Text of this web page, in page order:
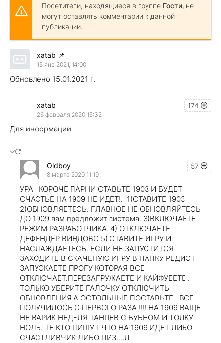
Посетители, находящиеся в группе Гости, не
могут оставлять комментарии к данной
публикации.
xatab 📌
15 янв 2021, 14:00
Обновлено 15.01.2021 г.
174
xatab
26 февраля 2020 15:32
Для информации
57
Oldboy
8 марта 2020 11:19
УРА КОРОЧЕ ПАРНИ СТАВЬТЕ 1903 И БУДЕТ
СЧАСТЬЕ НА 1909 НЕ ИДЕТ!. 1)СТАВИТЕ 1903
2)ОБНОВЛЯЕТЕСЬ. ГЛАВНОЕ НЕ ОБНОВЛЯЙТЕСЬ
ДО 1909 вам предложит система. 3)ВКЛЮЧАЕТЕ
РЕЖИМ РАЗРАБОТЧИКА. 4) ОТКЛЮЧАЕТЕ
ДЕФЕНДЕР ВИНДОВС 5) СТАВИТЕ ИГРУ И
НАСЛАЖДАЕТЕСЬ. ЕСЛИ НЕ ЗАПУСТИТСЯ
ЗАХОДИТЕ В СКАЧЕНУЮ ИГРУ В ПАПКУ РЕДИСТ
ЗАПУСКАЕТЕ ПРОГУ КОТОРАЯ ВСЕ
ОТКЛЮЧАЕТ.ПЕРЕЗАГРУЖАЕТЕ И КАЙФУЕЕТЕ .
ТОЛЬКО УБЕРИТЕ ГАЛОЧКУ ОТКЛЮЧИТЬ
ОБНОВЛЕНИЯ А ОСТОЛЬНЫЕ ПОСТАВЬТЕ . ВСЕ
ПОЛУЧИЛОСЬ С ПЕРВОГО РАЗА !!!! НА 1909 ВАЩЕ
НЕ ВАРИК НЕДЕЛЯ ТАНЦЕВ С БУБНОМ И ТОЛКУ
НОЛЬ. ТЕ КТО ПИШУТ ЧТО НА 1909 ИДЕТ ЛИБО
СЧАСТЛИВЧИК ЛИБО ПИЗ....Л